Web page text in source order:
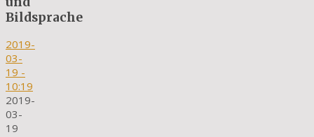
Bildsprache
2019-
03-
19 -
10:19
2019-
03-
19